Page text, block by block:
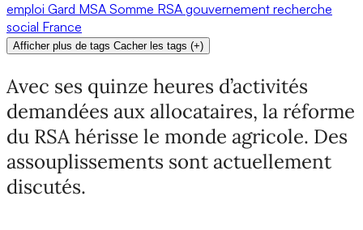
emploi Gard MSA Somme RSA gouvernement recherche
social France
Afficher plus de tags Cacher les tags (+)
Avec ses quinze heures d’activités
demandées aux allocataires, la réforme
du RSA hérisse le monde agricole. Des
assouplissements sont actuellement
discutés.